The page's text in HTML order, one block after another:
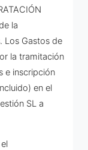
la
Los Gastos de
la tramitación
e inscripción
en el
SL a